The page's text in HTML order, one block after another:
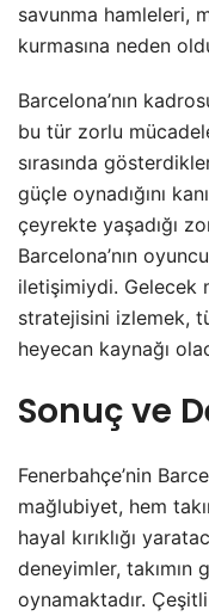
savunma hamleleri,
kurmasına neden
Barcelona’nın
bu tür zorlu
sırasında
güçle oynadığını
çeyrekte yaşadığı
Barcelona’nın
iletişimiydi. Gelecek
stratejisini izlemek,
heyecan kaynağı
Sonuç ve
Fenerbahçe’nin
mağlubiyet, hem
hayal kırıklığı
deneyimler,
oynamaktadır.